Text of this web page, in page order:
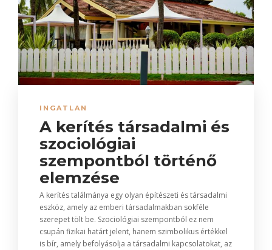
INGATLAN
A kerítés társadalmi és
szociológiai
szempontból történő
elemzése
A kerítés találmánya egy olyan építészeti és társadalmi
eszköz, amely az emberi társadalmakban sokféle
szerepet tölt be. Szociológiai szempontból ez nem
csupán fizikai határt jelent, hanem szimbolikus értékkel
is bír, amely befolyásolja a társadalmi kapcsolatokat, az